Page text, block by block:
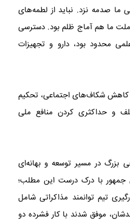
ما صدمه نزد. نباید از لطمه‌های
ما هم آماج ظلم بود. دسترسی
محدود بود، دارو و تجهیزات
کاهش شکاف‌های اجتماعی، تحکیم
و حداکثری کردن منافع ملی
بزرگ در مسیر توسعه و بهانه‌ای
جمهور با درک درست این مطلب؛
تیم توانمند مذاکراتی شامل
موفق شدند با کار فشرده دو